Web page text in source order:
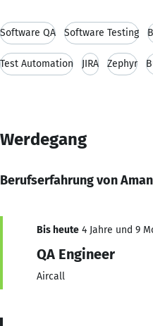
Software QA Software Testing
Test Automation JIRA Zephyr
Werdegang
Berufserfahrung von
Bis heute 4 Jahre und 9
QA Engineer
Aircall